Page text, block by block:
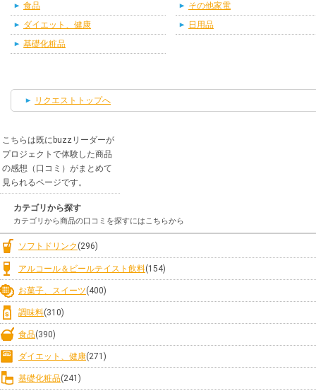
食品
ダイエット、健康
基礎化粧品
その他家電
日用品
リクエストトップへ
こちらは既にbuzzリーダーが
プロジェクトで体験した商品
の感想（口コミ）がまとめて
見られるページです。
カテゴリから探す
カテゴリから商品の口コミを探すにはこちらから
ソフトドリンク (296)
アルコール＆ビールテイスト飲料(154)
お菓子、スイーツ(400)
調味料(310)
食品(390)
ダイエット、健康(271)
基礎化粧品(241)